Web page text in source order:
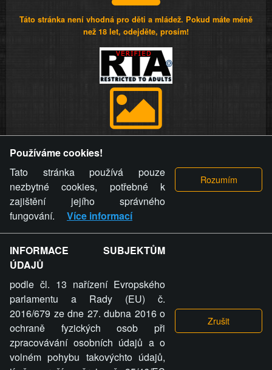
Táto stránka není vhodná pro děti a mládež. Pokud máte méně
než 18 let, odejděte, prosím!
videa a komentáře. Osoba, které se toto opatření provozovatele
stránky týče, ani osoba, která umístila fotografii nebo video na
stránku, nemůže z důvodu odstranění fotografie, videa nebo
komentáře pro výše uvedenou okolnost uplatnit vůči
provozovateli stránky žádný nárok na náhradu škody nebo
nemajetkové újmy.
ZVRÁCENÝ.CZ - Svět není zvrácenej. To jen
ty lidi...
ZVRÁCENÝ.CZ
Používáme cookies!
Tato stránka používá pouze
nezbytné cookies, potřebné k
zajištění jejího správného
fungování.
Více informací
INFORMACE SUBJEKTŮM
ÚDAJŮ
podle čl. 13 nařízení Evropského
parlamentu a Rady (EU) č.
2016/679 ze dne 27. dubna 2016 o
ochraně fyzických osob při
zpracovávání osobních údajů a o
volném pohybu takovýchto údajů,